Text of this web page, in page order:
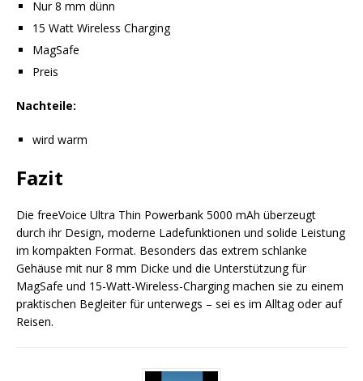
Nur 8 mm dünn
15 Watt Wireless Charging
MagSafe
Preis
Nachteile:
wird warm
Fazit
Die freeVoice Ultra Thin Powerbank 5000 mAh überzeugt
durch ihr Design, moderne Ladefunktionen und solide Leistung
im kompakten Format. Besonders das extrem schlanke
Gehäuse mit nur 8 mm Dicke und die Unterstützung für
MagSafe und 15-Watt-Wireless-Charging machen sie zu einem
praktischen Begleiter für unterwegs – sei es im Alltag oder auf
Reisen.